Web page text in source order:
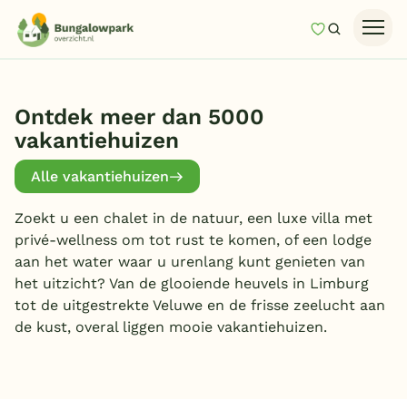
MijnZoeken
Top 12 aanbiedingen
Zomervakantie
Nazomeren
Vakantiehuizen
Vakantiepark keuzehulp
Onze vakantiegidsen
Ontdek meer dan 5000
vakantiehuizen
Alle vakantiehuizen
Zoekt u een chalet in de natuur, een luxe villa met
privé-wellness om tot rust te komen, of een lodge
aan het water waar u urenlang kunt genieten van
het uitzicht? Van de glooiende heuvels in Limburg
tot de uitgestrekte Veluwe en de frisse zeelucht aan
de kust, overal liggen mooie vakantiehuizen.